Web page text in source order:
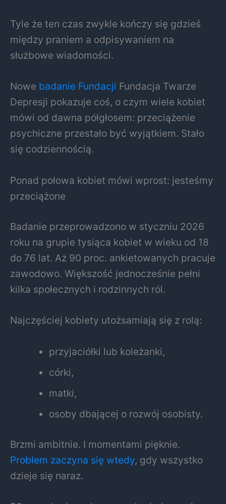
Tyle że ten czas zwykle kończy się gdzieś
między praniem a odpisywaniem na
służbowe wiadomości.
Nowe badanie Fundacji Fundacja Twarze
Depresji pokazuje coś, o czym wiele kobiet
mówi od dawna półgłosem: przeciążenie
psychiczne przestało być wyjątkiem. Stało
się codziennością.
Ponad połowa kobiet mówi wprost: jesteśmy
przeciążone
Badanie przeprowadzono w styczniu 2026
roku na grupie tysiąca kobiet w wieku od 18
do 76 lat. Aż 90 proc. ankietowanych pracuje
zawodowo. Większość jednocześnie pełni
kilka społecznych i rodzinnych ról.
Najczęściej kobiety utożsamiają się z rolą:
przyjaciółki lub koleżanki,
córki,
matki,
osoby dbającej o rozwój osobisty.
Brzmi ambitnie. I momentami pięknie.
Problem zaczyna się wtedy, gdy wszystko
dzieje się naraz.